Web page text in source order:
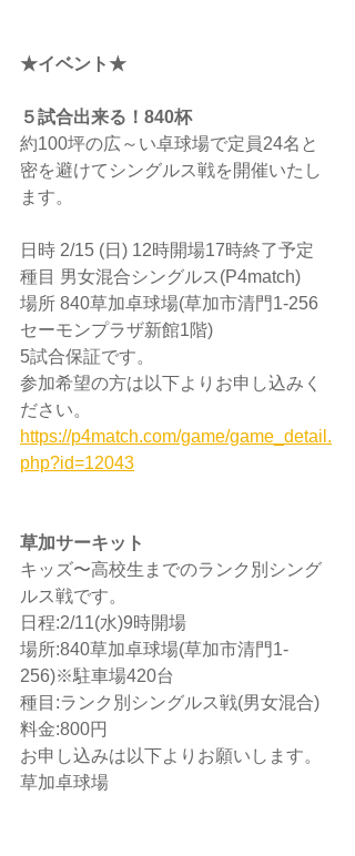
★イベント★
５試合出来る！840杯
約100坪の広～い卓球場で定員24名と
密を避けてシングルス戦を開催いたし
ます。
日時 2/15 (日) 12時開場17時終了予定
種目 男女混合シングルス(P4match)
場所 840草加卓球場(草加市清門1-256
セーモンプラザ新館1階)
5試合保証です。
参加希望の方は以下よりお申し込みく
ださい。
https://p4match.com/game/game_detail.
php?id=12043
草加サーキット
キッズ〜高校生までのランク別シング
ルス戦です。
日程:2/11(水)9時開場
場所:840草加卓球場(草加市清門1-
256)※駐車場420台
種目:ランク別シングルス戦(男女混合)
料金:800円
お申し込みは以下よりお願いします。
草加卓球場